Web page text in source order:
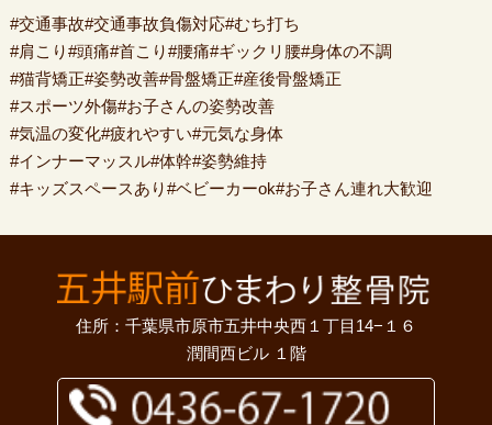
#交通事故#交通事故負傷対応#むち打ち
#肩こり#頭痛#首こり#腰痛#ギックリ腰#身体の不調
#猫背矯正#姿勢改善#骨盤矯正#産後骨盤矯正
#スポーツ外傷#お子さんの姿勢改善
#気温の変化#疲れやすい#元気な身体
#インナーマッスル#体幹#姿勢維持
#キッズスペースあり#ベビーカーok#お子さん連れ大歓迎
住所：千葉県市原市五井中央西１丁目14−１６
潤間西ビル １階